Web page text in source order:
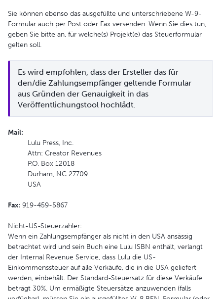
Sie können ebenso das ausgefüllte und unterschriebene W-9-
Formular auch per Post oder Fax versenden. Wenn Sie dies tun,
geben Sie bitte an, für welche(s) Projekt(e) das Steuerformular
gelten soll.
Es wird empfohlen, dass der Ersteller das für
den/die Zahlungsempfänger geltende Formular
aus Gründen der Genauigkeit in das
Veröffentlichungstool hochlädt.
Mail:
Lulu Press, Inc.
Attn: Creator Revenues
P.O. Box 12018
Durham, NC 27709
USA
Fax: 919-459-5867
Nicht-US-Steuerzahler:
Wenn ein Zahlungsempfänger als nicht in den USA ansässig
betrachtet wird und sein Buch eine Lulu ISBN enthält, verlangt
der Internal Revenue Service, dass Lulu die US-
Einkommenssteuer auf alle Verkäufe, die in die USA geliefert
werden, einbehält. Der Standard-Steuersatz für diese Verkäufe
beträgt 30%. Um ermäßigte Steuersätze anzuwenden (falls